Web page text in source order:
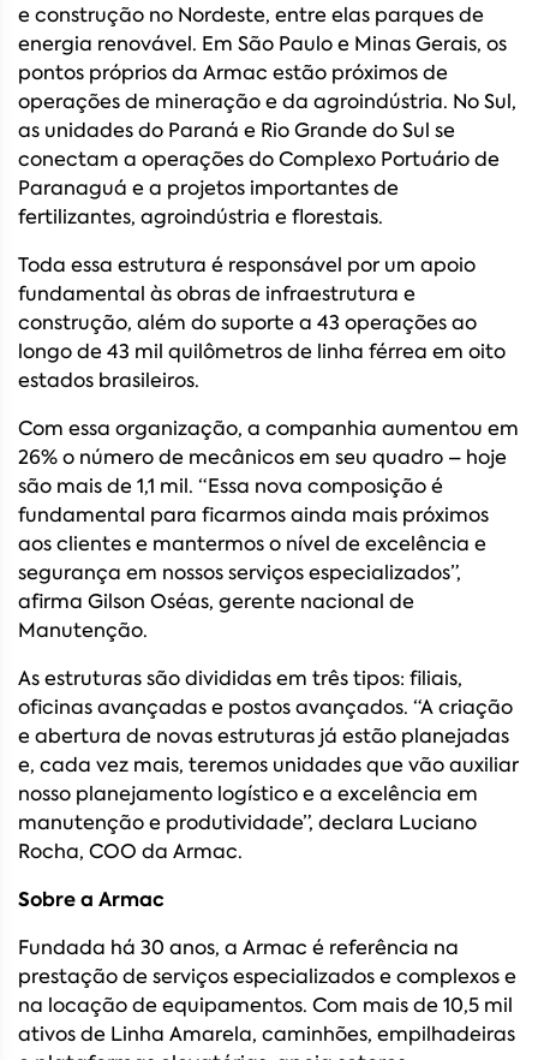
e construção no Nordeste, entre elas parques de
energia renovável. Em São Paulo e Minas Gerais, os
pontos próprios da Armac estão próximos de
operações de mineração e da agroindústria. No Sul,
as unidades do Paraná e Rio Grande do Sul se
conectam a operações do Complexo Portuário de
Paranaguá e a projetos importantes de
fertilizantes, agroindústria e florestais.
Toda essa estrutura é responsável por um apoio
fundamental às obras de infraestrutura e
construção, além do suporte a 43 operações ao
longo de 43 mil quilômetros de linha férrea em oito
estados brasileiros.
Com essa organização, a companhia aumentou em
26% o número de mecânicos em seu quadro – hoje
são mais de 1,1 mil. “Essa nova composição é
fundamental para ficarmos ainda mais próximos
aos clientes e mantermos o nível de excelência e
segurança em nossos serviços especializados”,
afirma Gilson Oséas, gerente nacional de
Manutenção.
As estruturas são divididas em três tipos: filiais,
oficinas avançadas e postos avançados. “A criação
e abertura de novas estruturas já estão planejadas
e, cada vez mais, teremos unidades que vão auxiliar
nosso planejamento logístico e a excelência em
manutenção e produtividade”, declara Luciano
Rocha, COO da Armac.
Sobre a Armac
Fundada há 30 anos, a Armac é referência na
prestação de serviços especializados e complexos e
na locação de equipamentos. Com mais de 10,5 mil
ativos de Linha Amarela, caminhões, empilhadeiras